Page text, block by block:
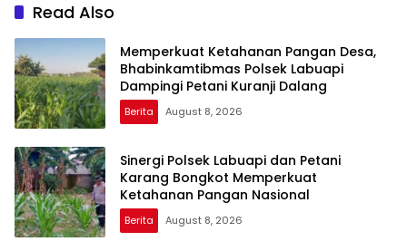
Read Also
Memperkuat Ketahanan Pangan Desa,
Bhabinkamtibmas Polsek Labuapi
Dampingi Petani Kuranji Dalang
Berita August 8, 2026
Sinergi Polsek Labuapi dan Petani
Karang Bongkot Memperkuat
Ketahanan Pangan Nasional
Berita August 8, 2026